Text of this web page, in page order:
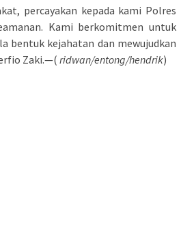
percayakan kepada kami Polres
Kami berkomitmen untuk
bentuk kejahatan dan mewujudkan
Zaki.—( ridwan/entong/hendrik)